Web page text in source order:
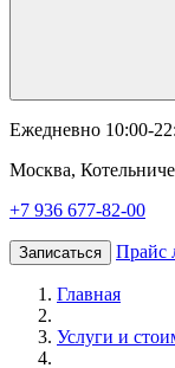
Ежедневно 10:00-
Москва,
+7 936 677-82-00
Записаться Прайс
Главная
Услуги и